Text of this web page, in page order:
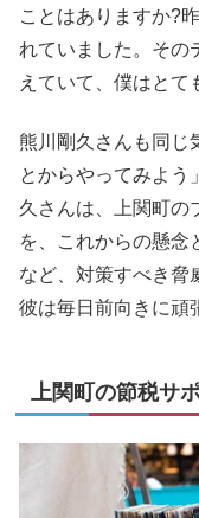
ことはありますか?
れていました。その
えていて、僕はとて
熊川剛久さんも同じ
とからやってみよう
久さんは、上関町の
を、これからの懸念
など、対策すべき脅
彼は毎日前向きに頑
上関町の節税サ